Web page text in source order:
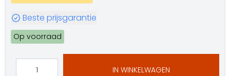
Beste prijsgarantie
Op voorraad
IN WINKELWAGEN